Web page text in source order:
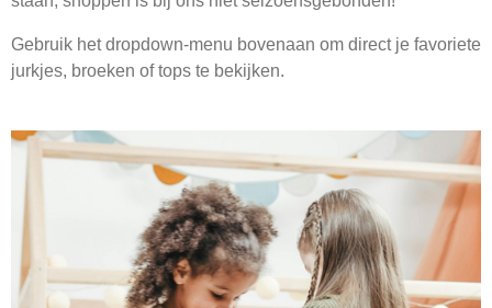
Gebruik het dropdown-menu bovenaan om direct je favoriete
jurkjes, broeken of tops te bekijken.